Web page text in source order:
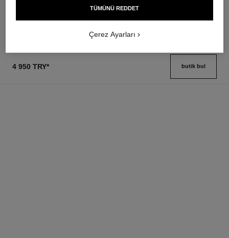
Detayları görüntüle
4 950 TRY* butik bul
TÜMÜNÜ REDDET
Çerez Ayarları